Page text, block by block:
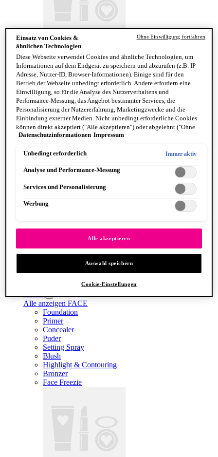
The Brow Glue Crazy Lift
LIPPEN
Alle anzeigen LIPPEN
Lipgloss
Lippenstift
Liquid Lipstick
Lip Liner
Lip Lingerie Stain
FACE
Alle anzeigen FACE
Foundation
Primer
Concealer
Puder
Setting Spray
Blush
Highlight & Contouring
Bronzer
Face Freezie
Einsatz von Cookies &
ähnlichen Technologien
Diese Webseite verwendet Cookies und ähnliche Technologien, um
Informationen auf dem Endgerät zu speichern und abzurufen (z.B. IP-
Adresse, Nutzer-ID, Browser-Informationen). Einige sind für den
Betrieb der Webseite unbedingt erforderlich. Andere erfordern eine
Einwilligung, so für die Analyse des Nutzerverhaltens und
Performance-Messung, das Angebot bestimmter Services, die
Personalisierung der Nutzererfahrung, Marketingzwecke und die
Einbindung externer Medien. Nicht unbedingt erforderliche Cookies
können direkt akzeptiert ("Alle akzeptieren") oder abgelehnt ("Ohne
Einwilligung fortfahren") werden. Individuelle Anpassungen der
speichern"). Die Auswahl kann jederzeit unter dem Link "Cookie-
Datenschutzinformationen.
Datenschutzinformationen Impressum
Unbedingt erforderlich Immer aktiv
Analyse und Performance-Messung
Services und Personalisierung
Werbung
Alle akzeptieren
Auswahl speichern
Cookie-Einstellungen
Ohne Einwilligung fortfahren